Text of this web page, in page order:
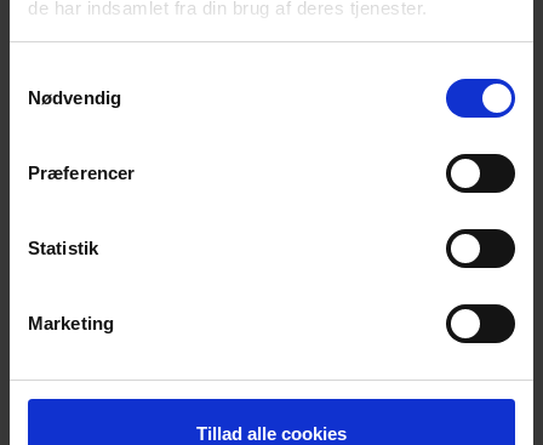
de har indsamlet fra din brug af deres tjenester.
Nødvendig
Præferencer
Statistik
Marketing
Tillad alle cookies
Landsforeningen Efterladte efter Selvmord og NEFOS
kort fortælle om deres tilbud i Nordjylland. Derefter
drikker vi kaffe og der vil være mulighed både for en
og for at tale individuelt med foreningernes
Tilføj til kalender
ARRANGØR